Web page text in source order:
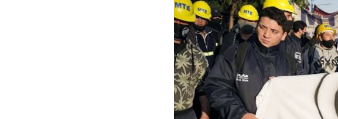
El funcionario también
definiciones que adopten el
de la Nación para avanzar
Laboral. Explicó que ambos
como parte del proceso
«El Gobierno está obligado a
Achem al referirse al alcance